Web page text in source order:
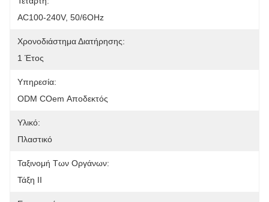
AC100-240V, 50/6OHz
Χρονοδιάστημα Διατήρησης:
1 Έτος
Υπηρεσία:
ODM COem Αποδεκτός
Υλικό:
Πλαστικό
Ταξινομή Των Οργάνων:
Τάξη ΙΙ